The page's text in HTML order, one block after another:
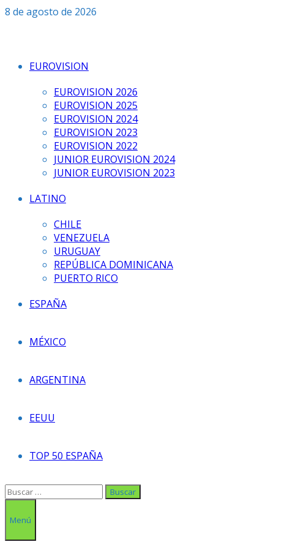
Saltar
8 de agosto de 2026
EUROVISION
EUROVISION 2026
EUROVISION 2025
EUROVISION 2024
EUROVISION 2023
EUROVISION 2022
JUNIOR EUROVISION 2024
JUNIOR EUROVISION 2023
LATINO
CHILE
VENEZUELA
URUGUAY
REPÚBLICA DOMINICANA
PUERTO RICO
ESPAÑA
MÉXICO
ARGENTINA
EEUU
TOP 50 ESPAÑA
Buscar:
Menú